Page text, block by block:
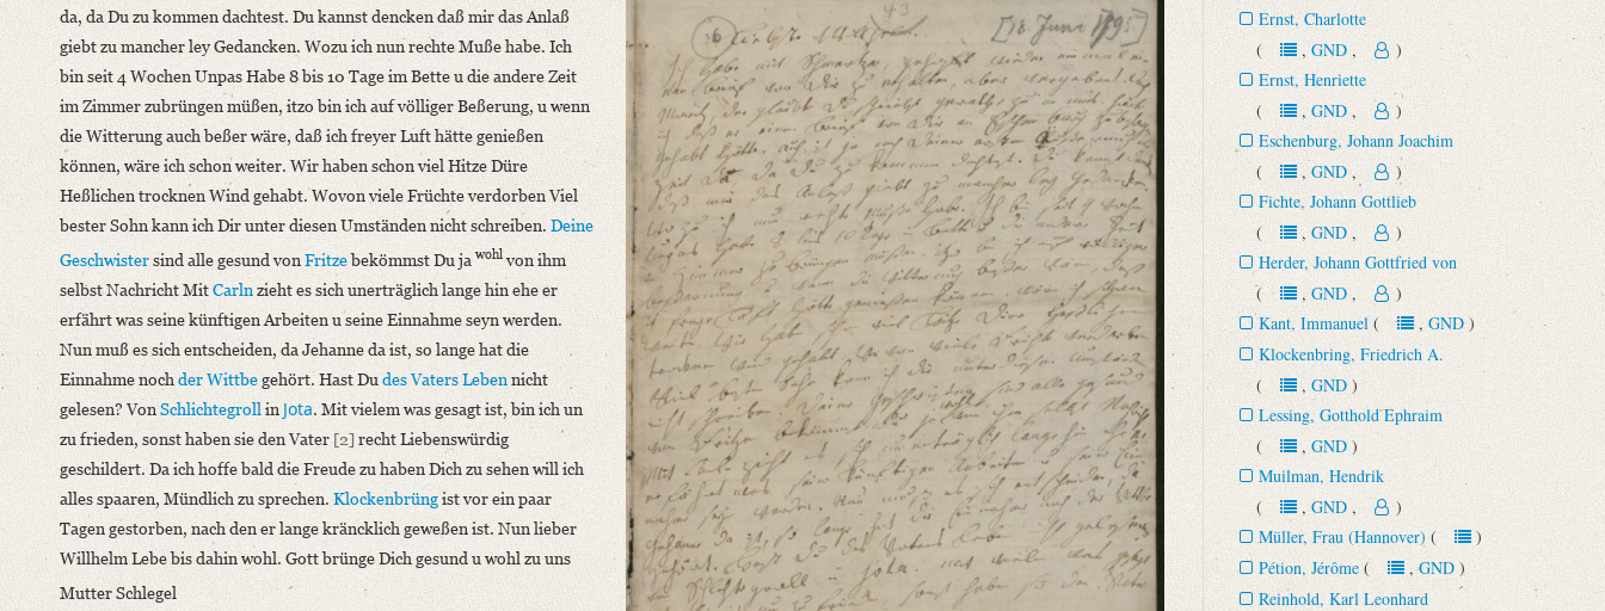
Printed Text
Provider: Dresden, Sächsische Landesbibliothek - Staats- und Universitätsbibliothek
OAI Id: 343347008
Bibliography: Briefe von und an August Wilhelm Schlegel. Gesammelt und erläutert durch Josef Körner. Bd. 1. Zürich u.a. 1930, S. 24‒26.
Incipit: „[1] [Neutranskription:]
Liebster Willhelm.
Ich habe mit Schmertzen, gehoft wieder einmal einen Brief von Dir zu erhalten, aber vergebens. Durch Moritz, der glaubte [...]“
Manuscript
Provider: Dresden, Sächsische Landesbibliothek - Staats- und Universitätsbibliothek
OAI Id: DE-611-36881
Classification Number: Mscr.Dresd.e.90,XIX,Bd.21,Nr.36
Number of Pages: 4 S. auf Doppelbl., hs. m. U.
Format: 22,3 x 18,3 cm
Language
German
Editors
Bamberg, Claudia (Anteil Neutranskription)
Varwig, Olivia (Anteil Neutranskription)
da, da Du zu kommen dachtest. Du kannst dencken daß mir das Anlaß
giebt zu mancher ley Gedancken. Wozu ich nun rechte Muße habe. Ich
bin seit 4 Wochen Unpas Habe 8 bis 10 Tage im Bette u die andere Zeit
im Zimmer zubrüngen müßen, itzo bin ich auf völliger Beßerung, u wenn
die Witterung auch beßer wäre, daß ich freyer Luft hätte genießen
können, wäre ich schon weiter. Wir haben schon viel Hitze Düre
Heßlichen trocknen Wind gehabt. Wovon viele Früchte verdorben Viel
bester Sohn kann ich Dir unter diesen Umständen nicht schreiben. Deine
Geschwistersind alle gesund vonFritzebekömmst Du ja wohl von ihm
selbst Nachricht MitCarln zieht es sich unerträglich lange hin ehe er
erfährt was seine künftigen Arbeiten u seine Einnahme seyn werden.
Nun muß es sich entscheiden, da Jehanne da ist, so lange hat die
Einnahme nochder Wittbegehört. Hast Du des VatersLebennicht
gelesen? Von Schlichtegroll in Jota. Mit vielem was gesagt ist, bin ich un
zu frieden, sonst haben sie den Vater [2] recht Liebenswürdig
geschildert. Da ich hoffe bald die Freude zu haben Dich zu sehen will ich
alles spaaren, Mündlich zu sprechen. Klockenbrüngist vor ein paar
Tagen gestorben, nach den er lange kräncklich geweßen ist. Nun lieber
Willhelm Lebe bis dahin wohl. Gott brünge Dich gesund u wohl zu uns
Mutter Schlegel
Ernst, Charlotte
(, GND, )
Ernst, Henriette
(, GND, )
Eschenburg, Johann Joachim
(, GND, )
Fichte, Johann Gottlieb
(, GND, )
Herder, Johann Gottfried von
(, GND, )
Kant, Immanuel (, GND)
Klockenbring, Friedrich A.
(, GND)
Lessing, Gotthold Ephraim
(, GND)
Muilman, Hendrik
(, GND, )
Müller, Frau (Hannover) ()
Pétion, Jérôme (,GND)
Reinhold, Karl Leonhard